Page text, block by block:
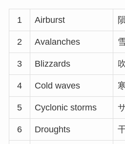
1 Airburst
2 Avalanches
3 Blizzards
4 Cold waves
5 Cyclonic storms
6 Droughts